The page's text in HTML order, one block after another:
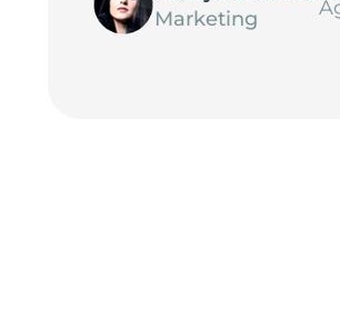
Marketing